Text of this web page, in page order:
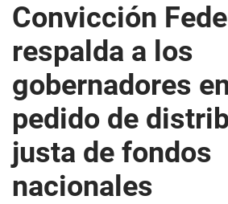
Convicción
respalda a los
gobernadores
pedido de
justa de fondos
nacionales